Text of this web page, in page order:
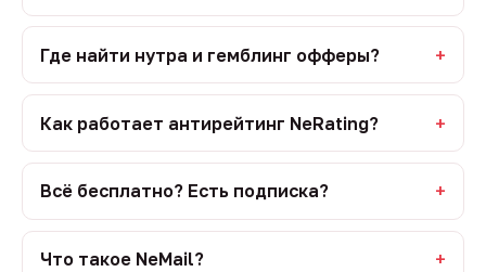
Где найти нутра и гемблинг офферы?
Как работает антирейтинг NeRating?
Всё бесплатно? Есть подписка?
Что такое NeMail?